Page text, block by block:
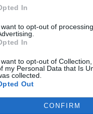
In
want to opt-out of
In
want to opt-out of
my Personal Data that Is
collected.
Out
CONFIRM